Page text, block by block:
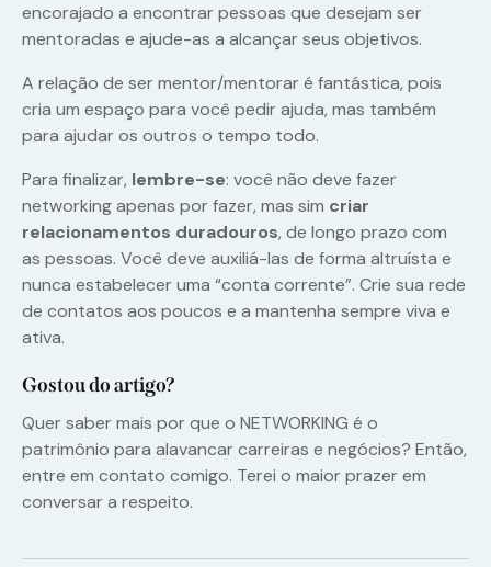
encorajado a encontrar pessoas que desejam ser
mentoradas e ajude-as a alcançar seus objetivos.
A relação de ser mentor/mentorar é fantástica, pois
cria um espaço para você pedir ajuda, mas também
para ajudar os outros o tempo todo.
Para finalizar, lembre-se: você não deve fazer
networking apenas por fazer, mas sim criar
relacionamentos duradouros, de longo prazo com
as pessoas. Você deve auxiliá-las de forma altruísta e
nunca estabelecer uma “conta corrente”. Crie sua rede
de contatos aos poucos e a mantenha sempre viva e
ativa.
Gostou do artigo?
Quer saber mais por que o NETWORKING é o
patrimônio para alavancar carreiras e negócios? Então,
entre em contato comigo. Terei o maior prazer em
conversar a respeito.